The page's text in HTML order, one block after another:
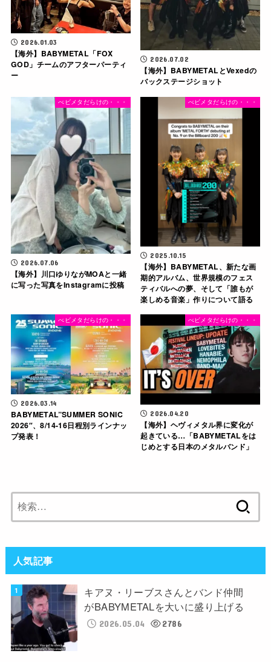
2026.01.03
【海外】BABYMETAL「FOX
GOD」チームのアフターパーティ
ー
2026.07.02
【海外】BABYMETALとVexedの
バックステージショット
べビメタだらけの・・・
2026.07.06
【海外】川口ゆりながMOAと一緒
に写った写真をInstagramに投稿
べビメタだらけの・・・
2025.10.15
【海外】BABYMETAL、新たな画
期的アルバム、世界規模のフェス
ティバルへの夢、そして「誰もが
楽しめる音楽」作りについて語る
べビメタだらけの・・・
2026.03.14
BABYMETAL”SUMMER SONIC
2026″、8/14-16日程別ラインナッ
プ発表！
べビメタだらけの・・・
2026.04.20
【海外】ヘヴィメタル界に変化が
起きている…「BABYMETALをは
じめとする日本のメタルバンド」
索:
人気記事
キアヌ・リーブスさんとバンド仲間
がBABYMETALを大いに盛り上げる
2026.05.04 2786